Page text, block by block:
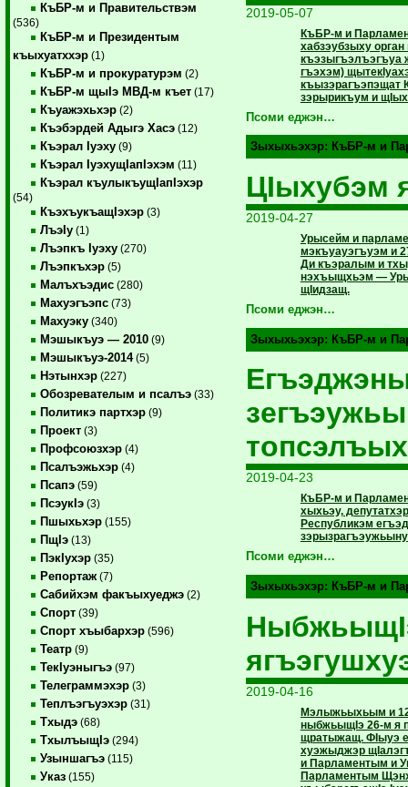
КъБР-м и Правительствэм
(536)
КъБР-м и Президентым
къыхуатххэр (1)
КъБР-м и прокуратурэм (2)
КъБР-м щыIэ МВД-м къет (17)
Къуажэхьхэр (2)
Къэбэрдей Адыгэ Хасэ (12)
Къэрал Iуэху (9)
Къэрал IуэхущIапIэхэм (11)
Къэрал къулыкъущIапIэхэр
(54)
КъэхъукъащIэхэр (3)
ЛъэIу (1)
Лъэпкъ Iуэху (270)
Лъэпкъхэр (5)
Малъхъэдис (280)
Махуэгъэпс (73)
Махуэку (340)
Мэшыкъуэ — 2010 (9)
Мэшыкъуэ-2014(5)
Нэтынхэр (227)
Обозревателым и псалъэ (33)
Политикэ партхэр (9)
Проект (3)
Профсоюзхэр (4)
Псалъэжьхэр (4)
Псапэ (59)
ПсэукIэ (3)
Пшыхьхэр (155)
ПщIэ (13)
ПэкIухэр (35)
Репортаж (7)
Сабийхэм факъыхуеджэ (2)
Спорт (39)
Спорт хъыбархэр (596)
Театр (9)
ТекIуэныгъэ (97)
Телеграммэхэр (3)
Теплъэгъуэхэр (31)
Тхыдэ (68)
ТхылъыщIэ (294)
Узыншагъэ (115)
Указ (155)
2019-05-07
КъБР-м и
хабзэубзыху
къэзыгъэлъэгъуа
гъэхэм)
къызэрагъэпэщат
зэрырикъум и
Псоми еджэн…
Зыхыхьэхэр: КъБР-м и
ЦIыхубэм
2019-04-27
Урысейм и
мэкъуауэгъуэм и
Ди къэралым и
нэхъыщхьэм —
щIидзащ.
Псоми еджэн…
Зыхыхьэхэр: КъБР-м и
2019-04-23
КъБР-м и
хыхьэу,
Республикэм
Псоми еджэн…
Зыхыхьэхэр: КъБР-м и
2019-04-16
Мэлыжьыхьым и
ныбжьыщIэ 26-м я
щратыжащ. ФIыуэ
хуэжыджэр
и Парламентым и
Парламентым